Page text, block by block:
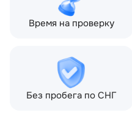
Время на проверку
Без пробега по СНГ